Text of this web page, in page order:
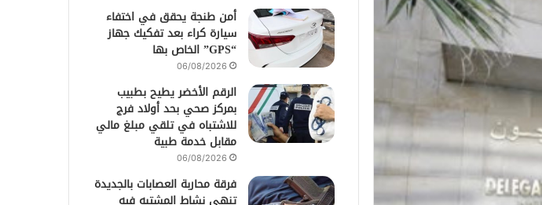
أمن طنجة يحقق في اختفاء
سيارة كراء بعد تفكيك جهاز
“GPS” الخاص بها
06/08/2026
الرقم الأخضر يطيح بطبيب
بمركز صحي بحد أولاد فرج
للاشتباه في تلقي مبلغ مالي
مقابل خدمة طبية
06/08/2026
فرقة محاربة العصابات بالجديدة